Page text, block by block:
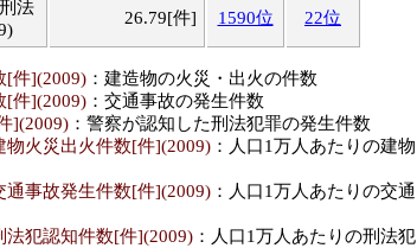
法
26.79[件] 1590位 22位
[件](2009) ：建造物の火災・出火の件数
[件](2009) ：交通事故の発生件数
](2009) ：警察が認知した刑法犯罪の発生件数
物火災出火件数[件](2009) ：人口1万人あたりの建物
通事故発生件数[件](2009) ：人口1万人あたりの交通
法犯認知件数[件](2009) ：人口1万人あたりの刑法犯